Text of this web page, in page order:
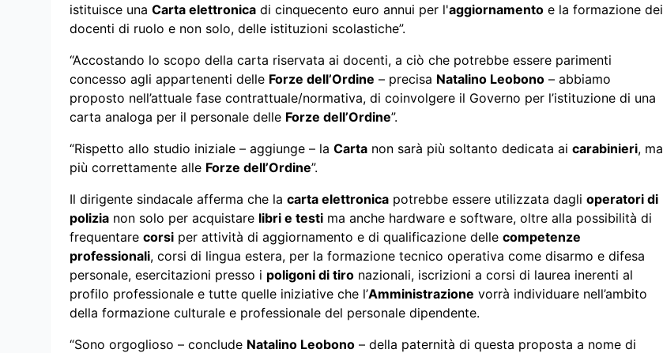
istituisce una Carta elettronica di cinquecento euro annui per l'aggiornamento e la formazione dei
docenti di ruolo e non solo, delle istituzioni scolastiche”.
“Accostando lo scopo della carta riservata ai docenti, a ciò che potrebbe essere parimenti
concesso agli appartenenti delle Forze dell’Ordine – precisa Natalino Leobono – abbiamo
proposto nell’attuale fase contrattuale/normativa, di coinvolgere il Governo per l’istituzione di una
carta analoga per il personale delle Forze dell’Ordine”.
“Rispetto allo studio iniziale – aggiunge – la Carta non sarà più soltanto dedicata ai carabinieri, ma
più correttamente alle Forze dell’Ordine”.
Il dirigente sindacale afferma che la carta elettronica potrebbe essere utilizzata dagli operatori di
polizia non solo per acquistare libri e testi ma anche hardware e software, oltre alla possibilità di
frequentare corsi per attività di aggiornamento e di qualificazione delle competenze
professionali, corsi di lingua estera, per la formazione tecnico operativa come disarmo e difesa
personale, esercitazioni presso i poligoni di tiro nazionali, iscrizioni a corsi di laurea inerenti al
profilo professionale e tutte quelle iniziative che l’Amministrazione vorrà individuare nell’ambito
della formazione culturale e professionale del personale dipendente.
“Sono orgoglioso – conclude Natalino Leobono – della paternità di questa proposta a nome di